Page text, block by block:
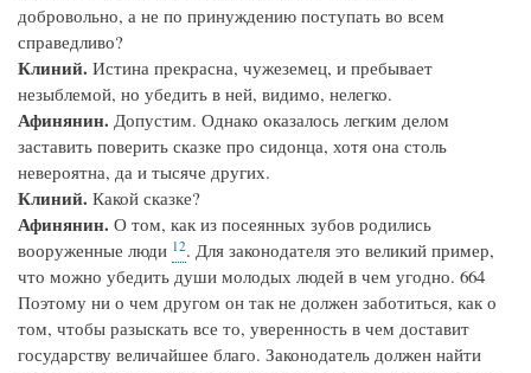
добровольно, а не по принуждению поступать во всем
справедливо?
Клиний. Истина прекрасна, чужеземец, и пребывает
незыблемой, но убедить в ней, видимо, нелегко.
Афинянин. Допустим. Однако оказалось легким делом
заставить поверить сказке про сидонца, хотя она столь
невероятна, да и тысяче других.
Клиний. Какой сказке?
Афинянин. О том, как из посеянных зубов родились
вооруженные люди 12. Для законодателя это великий пример,
что можно убедить души молодых людей в чем угодно. 664
Поэтому ни о чем другом он так не должен заботиться, как о
том, чтобы разыскать все то, уверенность в чем доставит
государству величайшее благо. Законодатель должен найти